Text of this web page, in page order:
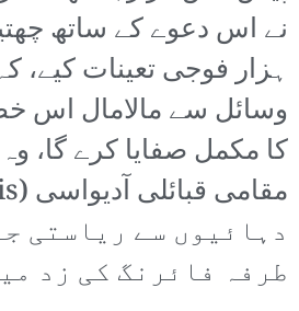
ہزار فوجی تعینات کیے،
وسائل سے مالامال اس
کا مکمل صفایا کرے گا،
دہائیوں سے ریاستی
طرفہ فائرنگ کی زد